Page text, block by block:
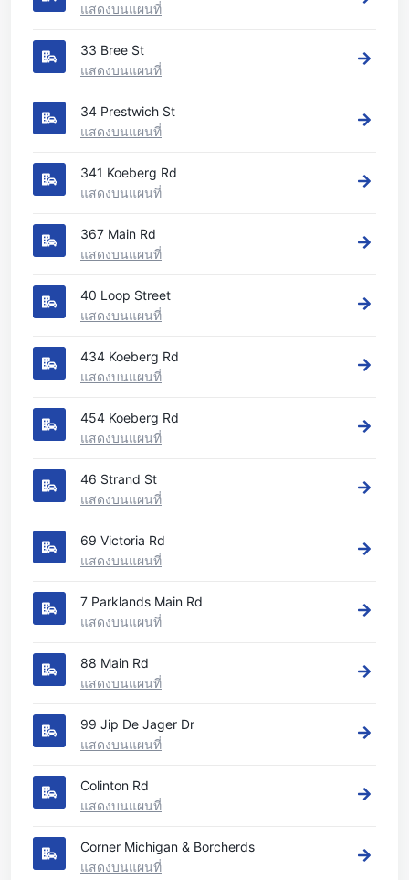
แสดงบนแผนที่
33 Bree St
แสดงบนแผนที่
34 Prestwich St
แสดงบนแผนที่
341 Koeberg Rd
แสดงบนแผนที่
367 Main Rd
แสดงบนแผนที่
40 Loop Street
แสดงบนแผนที่
434 Koeberg Rd
แสดงบนแผนที่
454 Koeberg Rd
แสดงบนแผนที่
46 Strand St
แสดงบนแผนที่
69 Victoria Rd
แสดงบนแผนที่
7 Parklands Main Rd
แสดงบนแผนที่
88 Main Rd
แสดงบนแผนที่
99 Jip De Jager Dr
แสดงบนแผนที่
Colinton Rd
แสดงบนแผนที่
Corner Michigan & Borcherds
แสดงบนแผนที่